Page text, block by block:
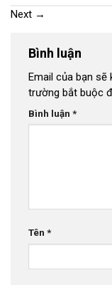
Next →
Bình luận
Email của bạn
trường bắt buộc
Bình luận *
Tên *